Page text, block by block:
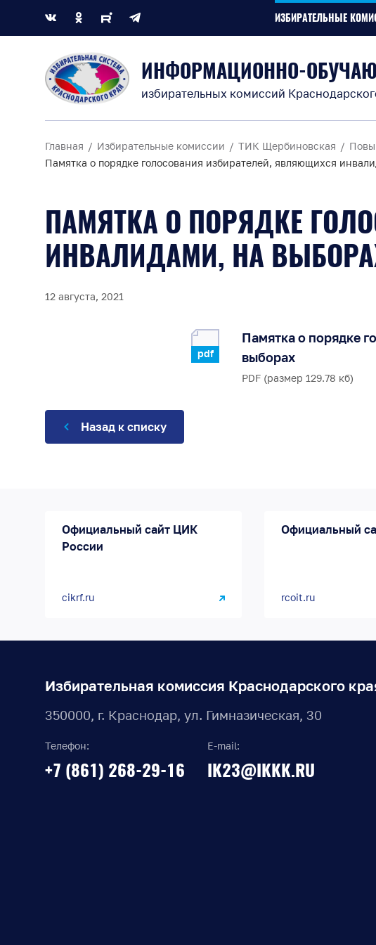
ИЗБИРАТЕЛЬНЫЕ
ИНФОРМАЦИОННО-
избирательных комиссий
Главная Избирательные комиссии ТИК Щербиновская
Памятка о порядке голосования избирателей, являющихся
ПАМЯТКА О ПОРЯДКЕ
ИНВАЛИДАМИ, НА
12 августа, 2021
pdf
Памятка о порядке
выборах
PDF (размер 129.78 кб)
Назад к списку
Официальный сайт ЦИК
России
cikrf.ru
Официальный
rcoit.ru
Избирательная комиссия Краснодарского
350000, г. Краснодар, ул. Гимназическая, 30
Телефон:
+7 (861) 268-29-16
E-mail:
IK23@IKKK.RU